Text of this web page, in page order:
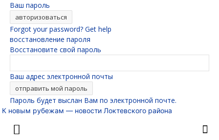
Ваш пароль
Forgot your password? Get help
восстановление пароля
Восстановите свой пароль
Ваш адрес электронной почты
Пароль будет выслан Вам по электронной почте.
К новым рубежам — новости Локтевского района